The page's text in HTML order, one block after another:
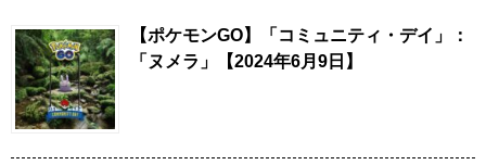
【ポケモンGO】「コミュニティ・デイ」：
「ヌメラ」【2024年6月9日】